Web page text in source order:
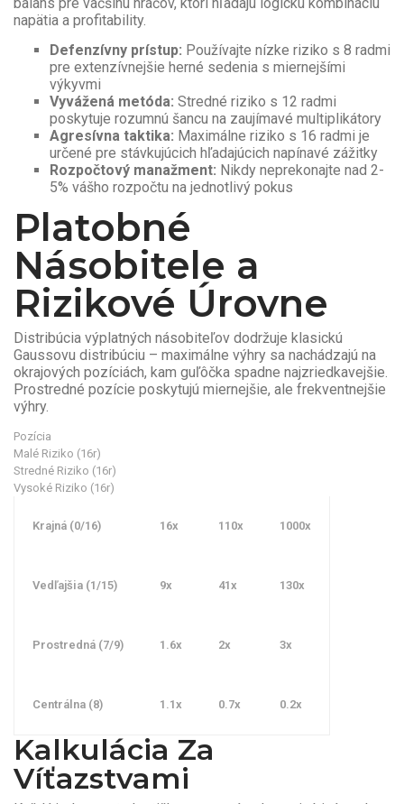
napätia a profitability.
Defenzívny prístup: Používajte nízke riziko s 8 radmi
pre extenzívnejšie herné sedenia s miernejšími
výkyvmi
Vyvážená metóda: Stredné riziko s 12 radmi
poskytuje rozumnú šancu na zaujímavé multiplikátory
Agresívna taktika: Maximálne riziko s 16 radmi je
určené pre stávkujúcich hľadajúcich napínavé zážitky
Rozpočtový manažment: Nikdy neprekonajte nad 2-
5% vášho rozpočtu na jednotlivý pokus
Platobné
Násobitele a
Rizikové Úrovne
Distribúcia výplatných násobiteľov dodržuje klasickú
Gaussovu distribúciu – maximálne výhry sa nachádzajú na
okrajových pozíciách, kam guľôčka spadne najzriedkavejšie.
Prostredné pozície poskytujú miernejšie, ale frekventnejšie
výhry.
Pozícia
Malé Riziko (16r)
Stredné Riziko (16r)
Vysoké Riziko (16r)
Krajná (0/16) 16x 110x 1000x
Vedľajšia (1/15) 9x 41x 130x
Prostredná (7/9) 1.6x 2x 3x
Centrálna (8) 1.1x 0.7x 0.2x
Kalkulácia Za
Víťazstvami